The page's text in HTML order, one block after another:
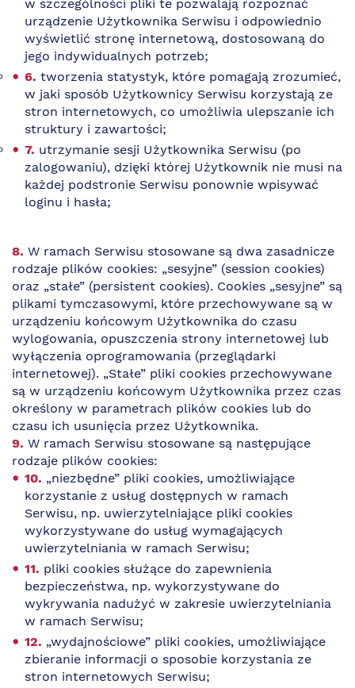
w szczególności pliki te pozwalają rozpoznać
urządzenie Użytkownika Serwisu i odpowiednio
wyświetlić stronę internetową, dostosowaną do
jego indywidualnych potrzeb;
tworzenia statystyk, które pomagają zrozumieć,
w jaki sposób Użytkownicy Serwisu korzystają ze
stron internetowych, co umożliwia ulepszanie ich
struktury i zawartości;
utrzymanie sesji Użytkownika Serwisu (po
zalogowaniu), dzięki której Użytkownik nie musi na
każdej podstronie Serwisu ponownie wpisywać
loginu i hasła;
W ramach Serwisu stosowane są dwa zasadnicze
rodzaje plików cookies: „sesyjne” (session cookies)
oraz „stałe” (persistent cookies). Cookies „sesyjne” są
plikami tymczasowymi, które przechowywane są w
urządzeniu końcowym Użytkownika do czasu
wylogowania, opuszczenia strony internetowej lub
wyłączenia oprogramowania (przeglądarki
internetowej). „Stałe” pliki cookies przechowywane
są w urządzeniu końcowym Użytkownika przez czas
określony w parametrach plików cookies lub do
czasu ich usunięcia przez Użytkownika.
W ramach Serwisu stosowane są następujące
rodzaje plików cookies:
„niezbędne” pliki cookies, umożliwiające
korzystanie z usług dostępnych w ramach
Serwisu, np. uwierzytelniające pliki cookies
wykorzystywane do usług wymagających
uwierzytelniania w ramach Serwisu;
pliki cookies służące do zapewnienia
bezpieczeństwa, np. wykorzystywane do
wykrywania nadużyć w zakresie uwierzytelniania
w ramach Serwisu;
„wydajnościowe” pliki cookies, umożliwiające
zbieranie informacji o sposobie korzystania ze
stron internetowych Serwisu;